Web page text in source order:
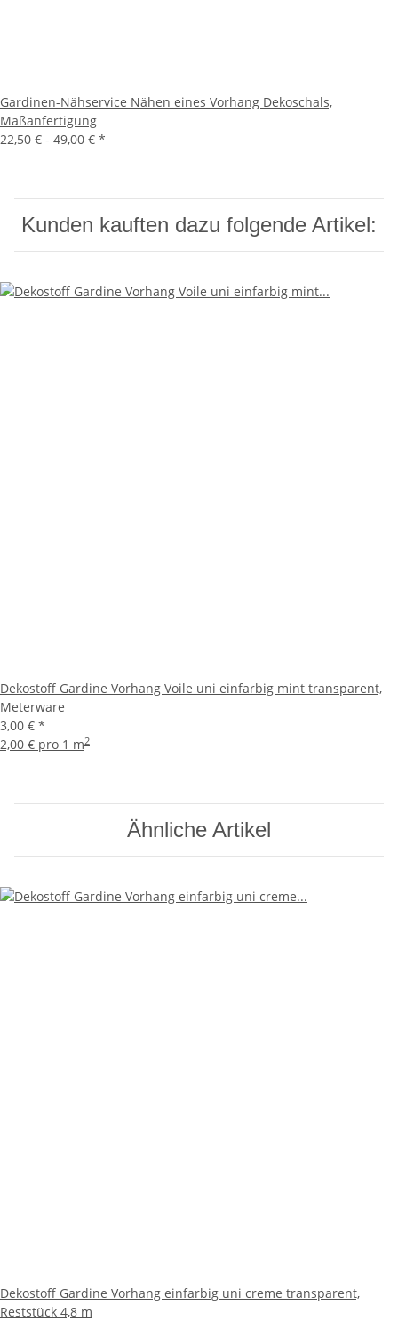
Gardinen-Nähservice Nähen eines Vorhang Dekoschals,
Maßanfertigung
22,50 € - 49,00 € *
Kunden kauften dazu folgende Artikel:
Dekostoff Gardine Vorhang Voile uni einfarbig mint transparent,
Meterware
3,00 € *
2,00 € pro 1 m2
Ähnliche Artikel
Dekostoff Gardine Vorhang einfarbig uni creme transparent,
Reststück 4,8 m